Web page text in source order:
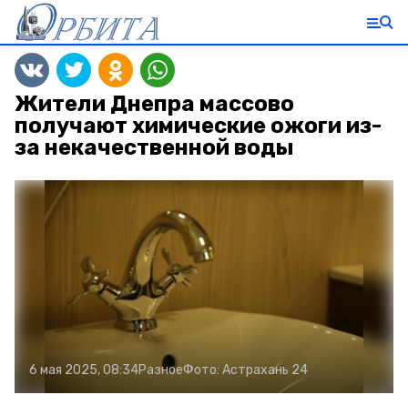
Жители Днепра массово
получают химические ожоги из-
за некачественной воды
6 мая 2025, 08:34РазноеФото: Астрахань 24